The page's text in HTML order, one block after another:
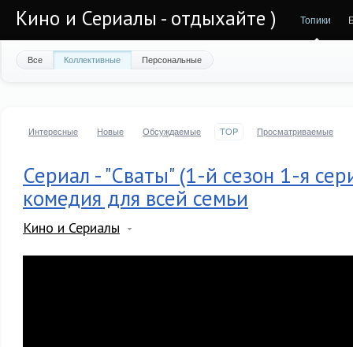
Кино и Сериалы - отдыхайте ) Топики
Все Коллективные Персональные
Интересные Новые Обсуждаемые TOP Просматриваемые
Сериал - "Сваты" (1-й сезон 1-я
комедия для всей семьи
Кино и Сериалы